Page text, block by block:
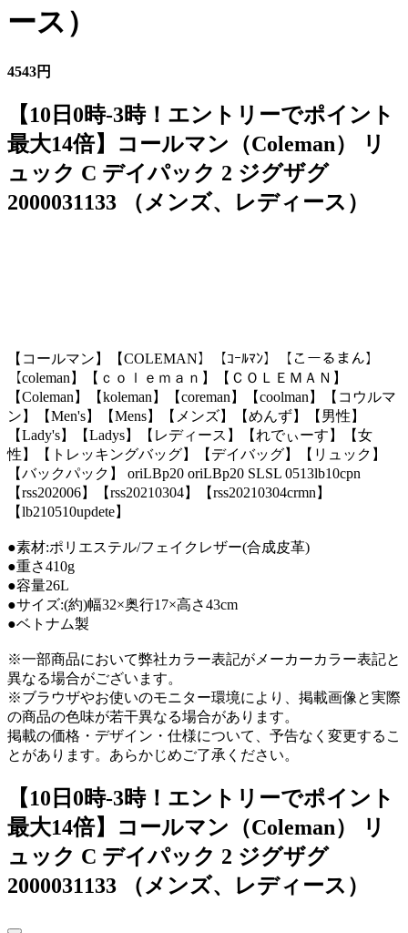
ース）
4543円
【10日0時-3時！エントリーでポイント
最大14倍】コールマン（Coleman） リ
ュック C デイパック 2 ジグザグ
2000031133 （メンズ、レディース）
【コールマン】【COLEMAN】【ｺｰﾙﾏﾝ】【こーるまん】
【coleman】【ｃｏｌｅｍａｎ】【ＣＯＬＥＭＡＮ】
【Coleman】【koleman】【coreman】【coolman】【コウルマ
ン】【Men's】【Mens】【メンズ】【めんず】【男性】
【Lady's】【Ladys】【レディース】【れでぃーす】【女
性】【トレッキングバッグ】【デイバッグ】【リュック】
【バックパック】 oriLBp20 oriLBp20 SLSL 0513lb10cpn
【rss202006】【rss20210304】【rss20210304crmn】
【lb210510updete】
●素材:ポリエステル/フェイクレザー(合成皮革)
●重さ410g
●容量26L
●サイズ:(約)幅32×奥行17×高さ43cm
●ベトナム製
※一部商品において弊社カラー表記がメーカーカラー表記と
異なる場合がございます。
※ブラウザやお使いのモニター環境により、掲載画像と実際
の商品の色味が若干異なる場合があります。
掲載の価格・デザイン・仕様について、予告なく変更するこ
とがあります。あらかじめご了承ください。
【10日0時-3時！エントリーでポイント
最大14倍】コールマン（Coleman） リ
ュック C デイパック 2 ジグザグ
2000031133 （メンズ、レディース）